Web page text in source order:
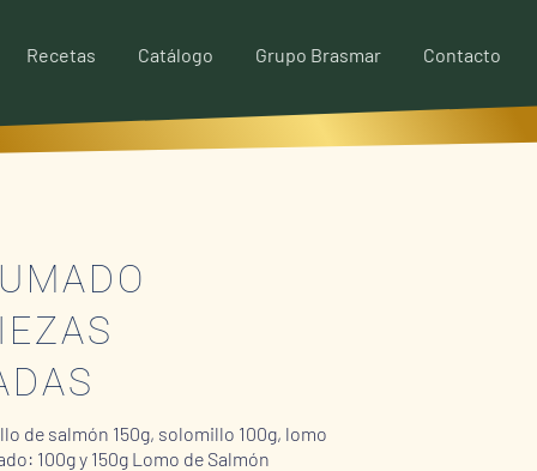
Recetas Catálogo Grupo Brasmar Contacto
de salmón 150g, solomillo 100g, lomo
100g y 150g Lomo de Salmón